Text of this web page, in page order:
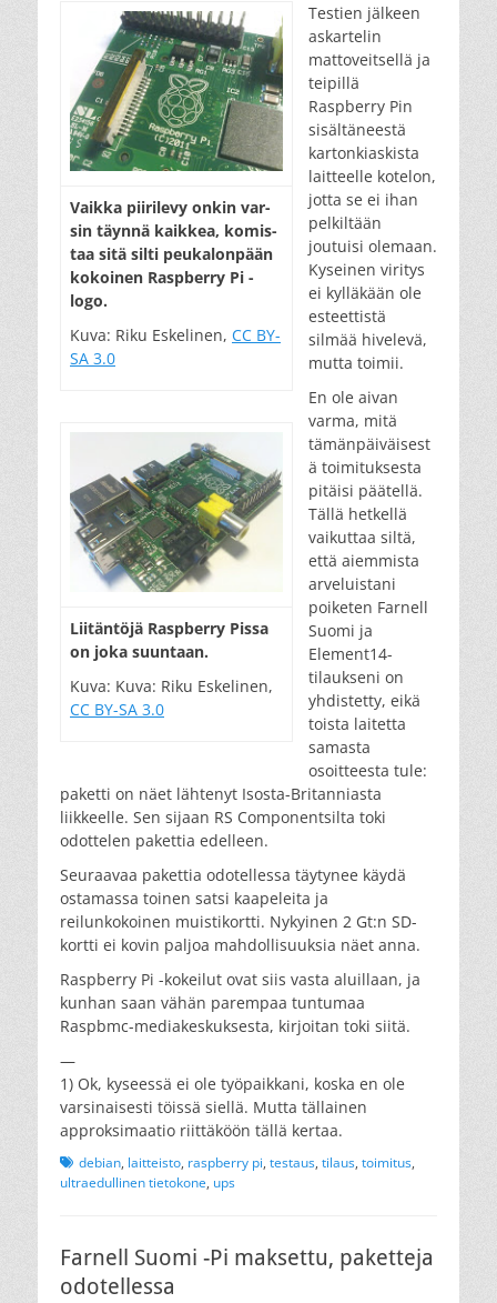
Vaik­ka pii­ri­le­vy on­kin var­
sin täyn­nä kaik­kea, ko­mis­
taa si­tä sil­ti peu­ka­lon­pään
ko­koi­nen Rasp­berry Pi -
logo.
Kuva: Riku Eskelinen, CC BY-
SA 3.0
Lii­tän­tö­jä Rasp­berry Pissa
on jo­ka suun­taan.
Kuva: Kuva: Riku Eskelinen,
CC BY-SA 3.0
Testien jälkeen
askartelin
mattoveitsellä ja
teipillä
Raspberry Pin
sisältäneestä
kartonkiaskista
laitteelle kotelon,
jotta se ei ihan
pelkiltään
joutuisi olemaan.
Kyseinen viritys
ei kylläkään ole
esteettistä
silmää hivelevä,
mutta toimii.
En ole aivan
varma, mitä
tämänpäiväisest
ä toimituksesta
pitäisi päätellä.
Tällä hetkellä
vaikuttaa siltä,
että aiemmista
arveluistani
poiketen Farnell
Suomi ja
Element14-
tilaukseni on
yhdistetty, eikä
toista laitetta
samasta
osoitteesta tule:
paketti on näet lähtenyt Isosta-Britanniasta
liikkeelle. Sen sijaan RS Componentsilta toki
odottelen pakettia edelleen.
Seuraavaa pakettia odotellessa täytynee käydä
ostamassa toinen satsi kaapeleita ja
reilunkokoinen muistikortti. Nykyinen 2 Gt:n SD-
kortti ei kovin paljoa mahdollisuuksia näet anna.
Raspberry Pi -kokeilut ovat siis vasta aluillaan, ja
kunhan saan vähän parempaa tuntumaa
Raspbmc-mediakeskuksesta, kirjoitan toki siitä.
—
1) Ok, kyseessä ei ole työpaikkani, koska en ole
varsinaisesti töissä siellä. Mutta tällainen
approksimaatio riittäköön tällä kertaa.
Tagsdebian, laitteisto, raspberry pi, testaus, tilaus, toimitus,
ultraedullinen tietokone, ups
Farnell Suomi -Pi maksettu, paketteja
odotellessa